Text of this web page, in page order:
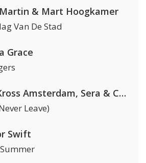
& Mart Hoogkamer
Van De Stad
Grace
Kris Kross Amsterdam, Sera & Conor Maynard
Leave)
Swift